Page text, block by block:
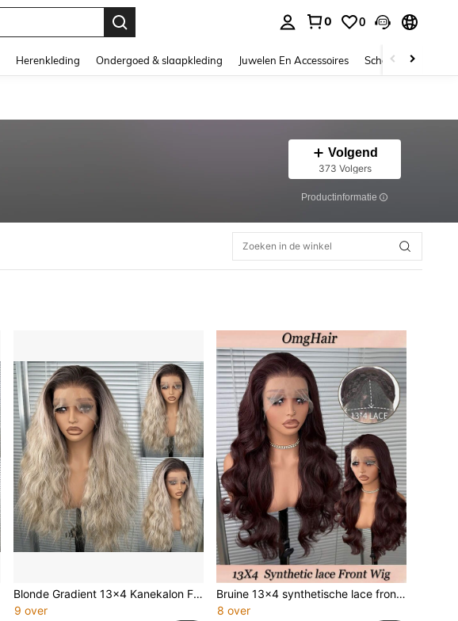
0 0
Herenkleding Ondergoed & slaapkleding Juwelen En Accessoires Schoonheid &
Volgend
373 Volgers
Productinformatie
Blonde Gradient 13x4 Kanekalon Futura Synthetische Vezel Kantpruik, Damesstijl, 24 Inch Gevlochten Krullend Haar, Zonder Lijm, 150% Dichtheid, Klaar Om Te Dragen, Geschikt Voor Dagelijks Gebruik, Feestjes, Vakanties En Andere Gelegenheden, Beginner Vriendelijk, Transparante Kantpruik
9 over
Bruine 13x4 synthetische lace front pruik voor dames, 22 inch lange golvende lijmloze Kanekalon hittebestendige synthetische haren, vrije scheiding, 150% dichtheid, HD transparant, klaar om te dragen, hittebestendige vezelpruik, geschikt voor dagelijks gebruik, feest, vakantie, feestdagen
8 over